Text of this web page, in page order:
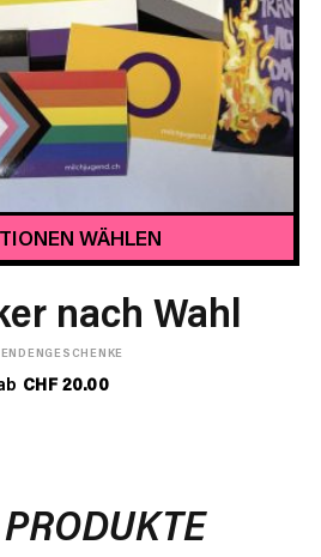
WÄHLEN
nach Wahl
CHF20.00